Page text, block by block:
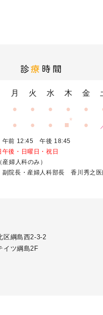
診療 時間
月 火 水 木 金
● ● ● ● ●
● ● ● ■* ●
午前 12:45 午後 18:45
午後・日曜日・祝日
婦人科のみ）
院長・産婦人科部長 香川秀之医
区綱島西2-3-2
イツ綱島2F